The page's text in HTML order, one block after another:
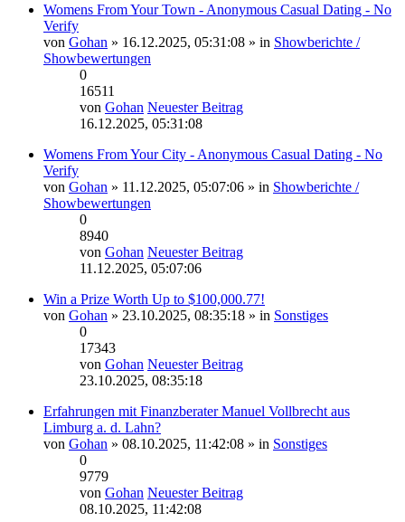
Womens From Your Town - Anonymous Casual Dating - No
Verify
von Gohan » 16.12.2025, 05:31:08 » in Showberichte /
Showbewertungen
0
16511
von Gohan Neuester Beitrag
16.12.2025, 05:31:08
Womens From Your City - Anonymous Casual Dating - No
Verify
von Gohan » 11.12.2025, 05:07:06 » in Showberichte /
Showbewertungen
0
8940
von Gohan Neuester Beitrag
11.12.2025, 05:07:06
Win a Prize Worth Up to $100,000.77!
von Gohan » 23.10.2025, 08:35:18 » in Sonstiges
0
17343
von Gohan Neuester Beitrag
23.10.2025, 08:35:18
Erfahrungen mit Finanzberater Manuel Vollbrecht aus
Limburg a. d. Lahn?
von Gohan » 08.10.2025, 11:42:08 » in Sonstiges
0
9779
von Gohan Neuester Beitrag
08.10.2025, 11:42:08